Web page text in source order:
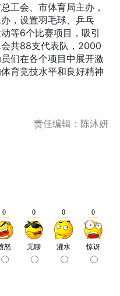
会、市体育局主办，
，设置羽毛球、乒乓
等6个比赛项目，吸引
共88支代表队，2000
们在各个项目中展开激
育竞技水平和良好精神
责任编辑：陈沐妍